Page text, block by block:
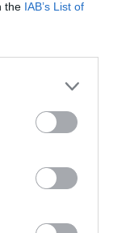
the IAB’s List of
Τώρα που θα
γαριδάκια
αγγίξετε ξανά